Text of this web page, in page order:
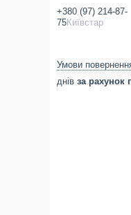
+380 (97) 214-87-
75Київстар
днів за рахунок